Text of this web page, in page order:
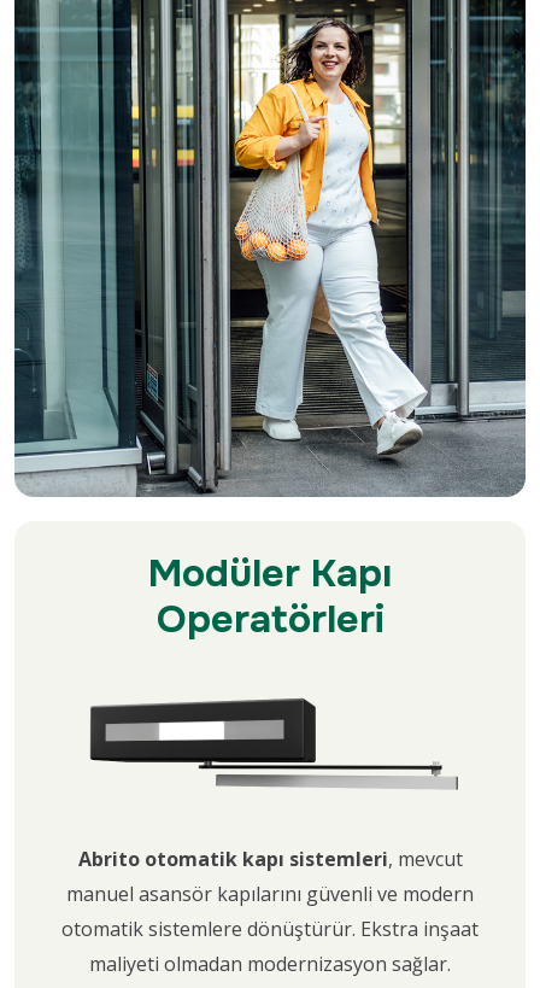
Modüler Kapı
Operatörleri
Abrito otomatik kapı sistemleri, mevcut
manuel asansör kapılarını güvenli ve modern
otomatik sistemlere dönüştürür. Ekstra inşaat
maliyeti olmadan modernizasyon sağlar.